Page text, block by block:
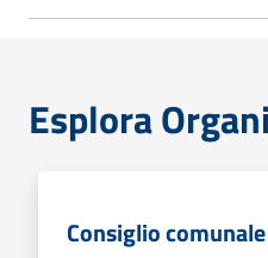
Esplora
Consiglio comunale